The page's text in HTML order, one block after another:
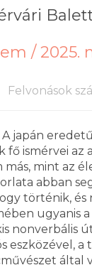
/ 2025.
Felvonások
A japán
fő ismérvei az
más, mint az
abban
történik,
ugyanis
nonverbális
eszközével, a
által